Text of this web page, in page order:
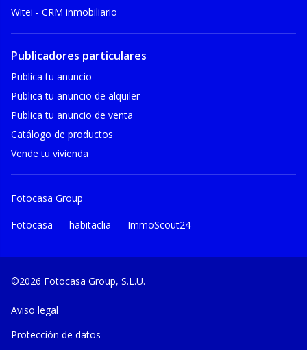
Witei - CRM inmobiliario
Publicadores particulares
Publica tu anuncio
Publica tu anuncio de alquiler
Publica tu anuncio de venta
Catálogo de productos
Vende tu vivienda
Fotocasa Group
Fotocasa habitaclia ImmoScout24
©2026 Fotocasa Group, S.L.U.
Aviso legal
Protección de datos